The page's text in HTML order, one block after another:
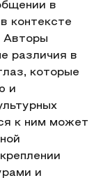
в
контексте
Авторы
различия в
которые
и
к ним может
и